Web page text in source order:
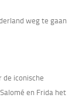
weg te gaan
de iconische
en Frida het